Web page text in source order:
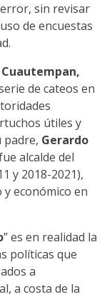
sin revisar
de encuestas
de cateos en
útiles y
padre, Gerardo
alcalde del
y 2018-2021),
económico en
” es en realidad la
políticas que
a
a costa de la